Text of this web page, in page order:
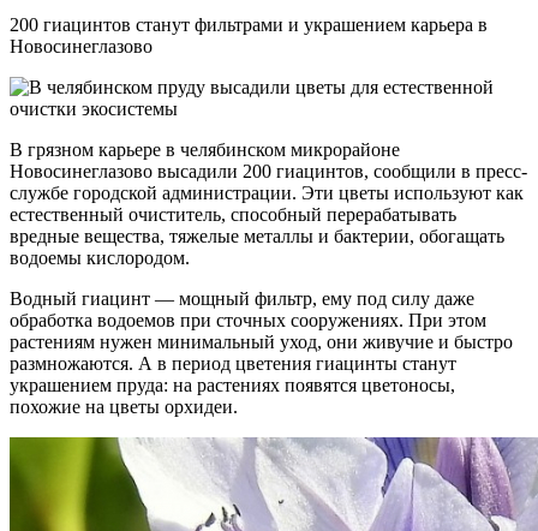
200 гиацинтов станут фильтрами и украшением карьера в
Новосинеглазово
В грязном карьере в челябинском микрорайоне
Новосинеглазово высадили 200 гиацинтов, сообщили в пресс-
службе городской администрации. Эти цветы используют как
естественный очиститель, способный перерабатывать
вредные вещества, тяжелые металлы и бактерии, обогащать
водоемы кислородом.
Водный гиацинт — мощный фильтр, ему под силу даже
обработка водоемов при сточных сооружениях. При этом
растениям нужен минимальный уход, они живучие и быстро
размножаются. А в период цветения гиацинты станут
украшением пруда: на растениях появятся цветоносы,
похожие на цветы орхидеи.